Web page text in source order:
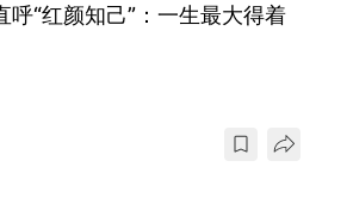
“红颜知己”：一生最大得着